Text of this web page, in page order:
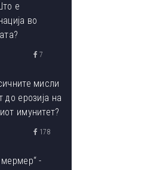
е
во
7
мисли
до ерозија на
имунитет?
178
-